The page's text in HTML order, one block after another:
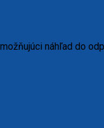
náhľad do